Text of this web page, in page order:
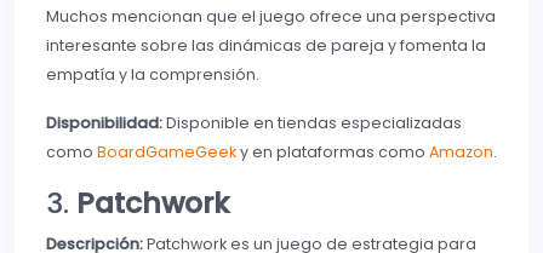
Muchos mencionan que el juego ofrece una perspectiva
interesante sobre las dinámicas de pareja y fomenta la
empatía y la comprensión.
Disponibilidad:Disponible en tiendas especializadas
como BoardGameGeeky en plataformas como Amazon.
3. Patchwork
Descripción:Patchwork es un juego de estrategia para